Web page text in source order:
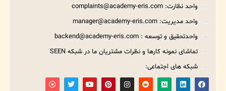
واحد نظارت: complaints@academy-eris.com
واحد مدیریت: manager@academy-eris.com
واحدتحقیق و توسعه : backend@academy-eris.com
تماشای نمونه کارها و نظرات مشتریان ما در شبکه SEEN
شبکه های اجتماعی: